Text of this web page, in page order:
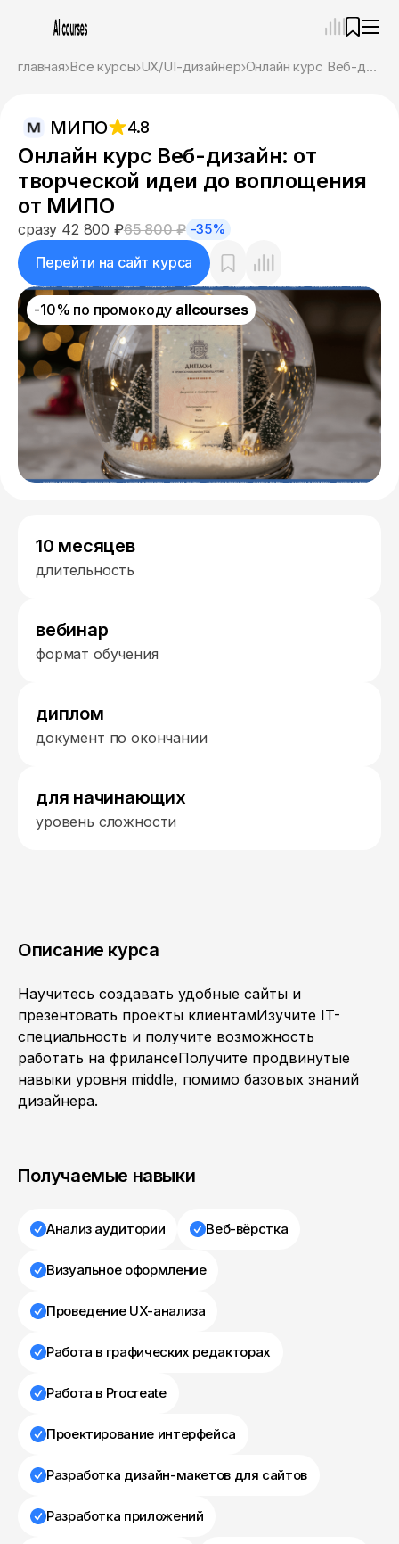
главная Все курсы UX/UI-дизайнер Онлайн курс Веб-дизайн: от творческой идеи до воплощения от МИПО
МИПО 4.8
Онлайн курс Веб-дизайн: от
творческой идеи до воплощения
от МИПО
сразу 42 800 ₽65 800 ₽ -35%
Перейти на сайт курса
-10% по промокоду allcourses
10 месяцев
длительность
вебинар
формат обучения
диплом
документ по окончании
для начинающих
уровень сложности
Описание курса
Научитесь создавать удобные сайты и
презентовать проекты клиентамИзучите IT-
специальность и получите возможность
работать на фрилансеПолучите продвинутые
навыки уровня middle, помимо базовых знаний
дизайнера.
Получаемые навыки
Анализ аудитории Веб-вёрстка
Визуальное оформление
Проведение UX-анализа
Работа в графических редакторах
Работа в Procreate
Проектирование интерфейса
Разработка дизайн-макетов для сайтов
Разработка приложений
Привет! Я Ваш карьерный навигатор. Подберу
курсы, которые соответствует именно вашим
целям.
Пожалуйста, ответьте на несколько вопросов,
чтобы начать.
Приступим?